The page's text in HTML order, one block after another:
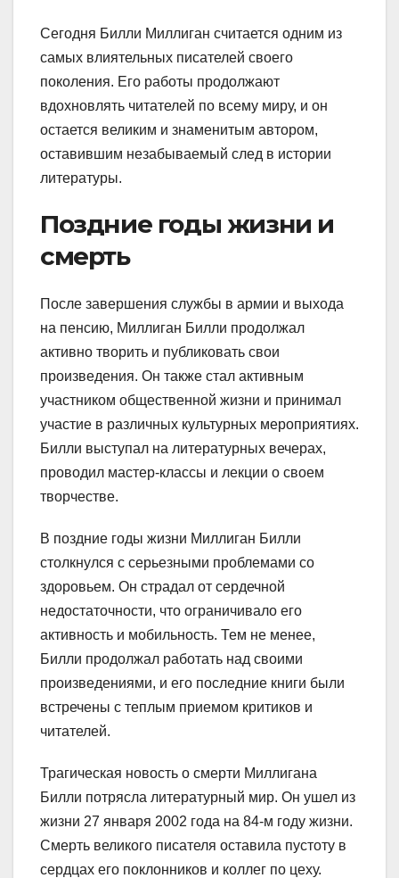
Сегодня Билли Миллиган считается одним из
самых влиятельных писателей своего
поколения. Его работы продолжают
вдохновлять читателей по всему миру, и он
остается великим и знаменитым автором,
оставившим незабываемый след в истории
литературы.
Поздние годы жизни и
смерть
После завершения службы в армии и выхода
на пенсию, Миллиган Билли продолжал
активно творить и публиковать свои
произведения. Он также стал активным
участником общественной жизни и принимал
участие в различных культурных мероприятиях.
Билли выступал на литературных вечерах,
проводил мастер-классы и лекции о своем
творчестве.
В поздние годы жизни Миллиган Билли
столкнулся с серьезными проблемами со
здоровьем. Он страдал от сердечной
недостаточности, что ограничивало его
активность и мобильность. Тем не менее,
Билли продолжал работать над своими
произведениями, и его последние книги были
встречены с теплым приемом критиков и
читателей.
Трагическая новость о смерти Миллигана
Билли потрясла литературный мир. Он ушел из
жизни 27 января 2002 года на 84-м году жизни.
Смерть великого писателя оставила пустоту в
сердцах его поклонников и коллег по цеху.